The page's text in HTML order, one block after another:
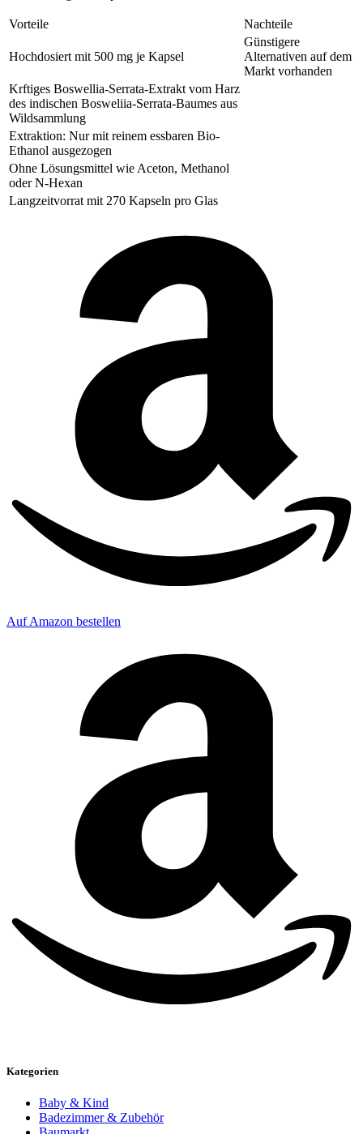
Vorteile Nachteile
Hochdosiert mit 500 mg je Kapsel
Günstigere
Alternativen auf dem
Markt vorhanden
Krftiges Boswellia-Serrata-Extrakt vom Harz
des indischen Bosweliia-Serrata-Baumes aus
Wildsammlung
Extraktion: Nur mit reinem essbaren Bio-
Ethanol ausgezogen
Ohne Lösungsmittel wie Aceton, Methanol
oder N-Hexan
Langzeitvorrat mit 270 Kapseln pro Glas
Auf Amazon bestellen
Kategorien
Baby & Kind
Badezimmer & Zubehör